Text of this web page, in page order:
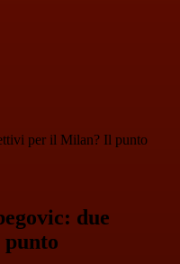
per il Milan? Il punto
due